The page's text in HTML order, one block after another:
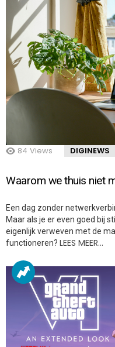
84 Views DIGINEWS
Waarom we thuis niet
Een dag zonder
Maar als je er even goed bij
eigenlijk verweven met de
functioneren? LEES MEER…